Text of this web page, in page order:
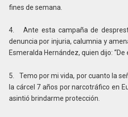
fines de semana.
4. Ante esta campaña de
denuncia por injuria, calumnia y
Esmeralda Hernández, quien dijo: “De
5. Temo por mi vida, por cuanto la
la cárcel 7 años por narcotráfico en
asintió brindarme protección.